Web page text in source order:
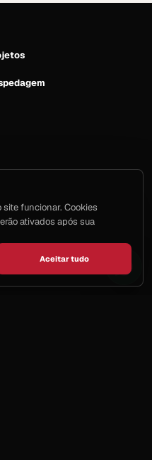
site funcionar. Cookies
ativados após sua
Aceitar tudo